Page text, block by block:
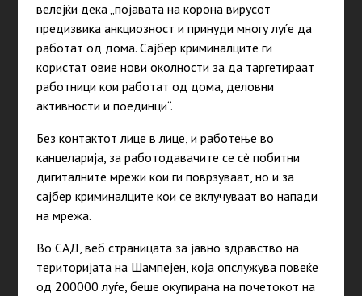
велејќи дека „појавата на корона вирусот
предизвика анкциозност и принуди многу луѓе да
работат од дома. Сајбер криминалците ги
користат овие нови околности за да таргетираат
работници кои работат од дома, деловни
активности и поединци“.
Без контактот лице в лице, и работење во
канцеларија, за работодавачите се сè побитни
дигиталните мрежи кои ги поврзуваат, но и за
сајбер криминалците кои се вклучуваат во напади
на мрежа.
Во САД, веб страницата за јавно здравство на
територијата на Шампејен, која опслужува повеќе
од 200000 луѓе, беше окупирана на почетокот на